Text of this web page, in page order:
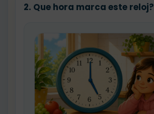
2. Que hora marca este reloj?